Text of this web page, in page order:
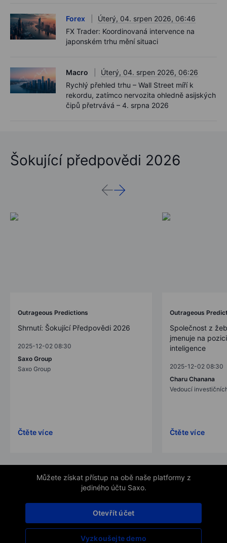
Forex
Úterý, 04. srpen 2026, 06:46
FX Trader: Koordinovaná intervence na
japonském trhu mění situaci
Macro
Úterý, 04. srpen 2026, 06:26
Rychlý přehled trhu – Wall Street míří k
rekordu, zatímco nervozita ohledně asijských
čipů přetrvává – 4. srpna 2026
Šokující předpovědi 2026
Outrageous Predictions
Shrnutí: Šokující Předpovědi 2026
2025-12-02 08:30
Saxo Group
Saxo Group
Čtěte více
Outrageous
Společnost z
jmenuje na
inteligence
2025-12-02 08:30
Charu Chanana
Vedoucí
Čtěte více
Můžete získat přístup na obě naše platformy z
jediného účtu Saxo.
Vyzkoušejte demo
Otevřít účet